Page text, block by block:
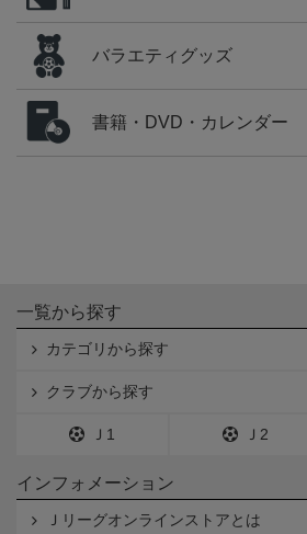
バラエティグッズ
書籍・DVD・カレンダー
一覧から探す
カテゴリから探す
クラブから探す
Ｊ1 Ｊ2
インフォメーション
Ｊリーグオンラインストアとは